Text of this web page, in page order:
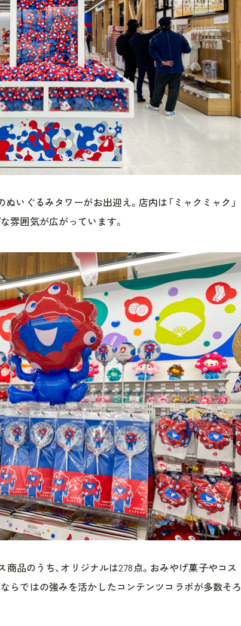
ぬいぐるみタワーがお出迎え。店内は「ミャクミャク」
雰囲気が広がっています。
商品のうち、オリジナルは278点。おみやげ菓子やコス
らではの強みを活かしたコンテンツコラボが多数そろ